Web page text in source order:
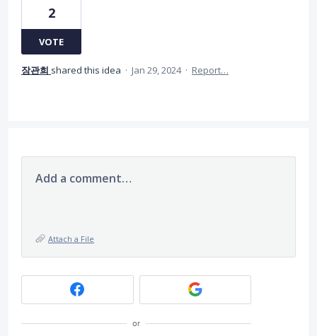
2
VOTE
장관희 shared this idea · Jan 29, 2024 · Report…
Add a comment…
Attach a File
or